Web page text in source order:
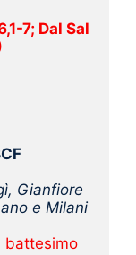
7; Dal Sal
Gianfiore
e Milani
battesimo